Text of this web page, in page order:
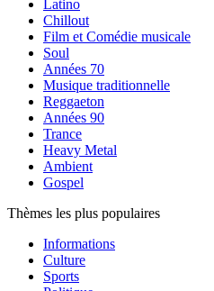
Latino
Chillout
Film et Comédie musicale
Soul
Années 70
Musique traditionnelle
Reggaeton
Années 90
Trance
Heavy Metal
Ambient
Gospel
Thèmes les plus populaires
Informations
Culture
Sports